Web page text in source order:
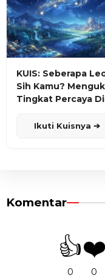
KUIS: Seberapa
Sih Kamu?
Tingkat Percaya
Ikuti Kuisnya ➔
Komentar
👍
0
❤️
0